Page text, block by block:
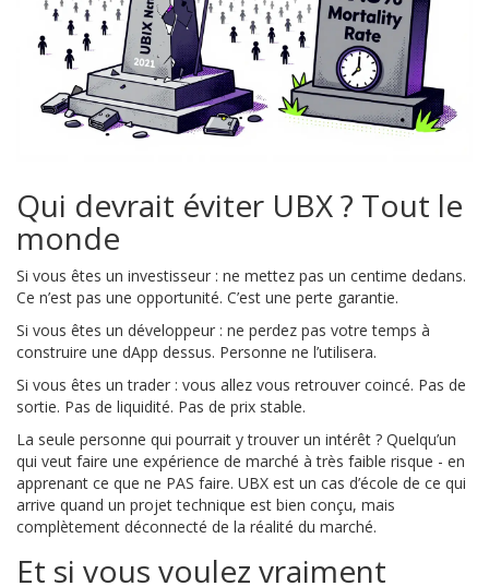
Qui devrait éviter UBX ? Tout le
monde
Si vous êtes un investisseur : ne mettez pas un centime dedans.
Ce n’est pas une opportunité. C’est une perte garantie.
Si vous êtes un développeur : ne perdez pas votre temps à
construire une dApp dessus. Personne ne l’utilisera.
Si vous êtes un trader : vous allez vous retrouver coincé. Pas de
sortie. Pas de liquidité. Pas de prix stable.
La seule personne qui pourrait y trouver un intérêt ? Quelqu’un
qui veut faire une expérience de marché à très faible risque - en
apprenant ce que ne PAS faire. UBX est un cas d’école de ce qui
arrive quand un projet technique est bien conçu, mais
complètement déconnecté de la réalité du marché.
Et si vous voulez vraiment